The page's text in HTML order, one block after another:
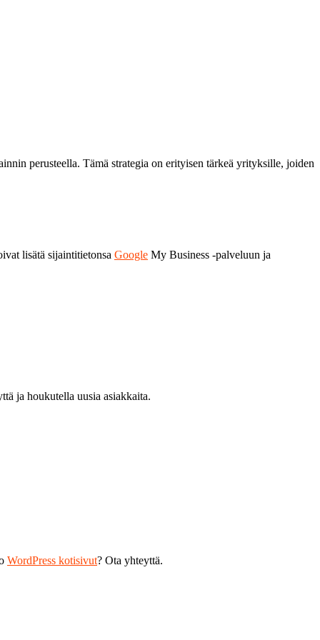
perusteella. Tämä strategia on erityisen tärkeä yrityksille, joiden
lisätä sijaintitietonsa Google My Business -palveluun ja
ja houkutella uusia asiakkaita.
WordPress kotisivut? Ota yhteyttä.